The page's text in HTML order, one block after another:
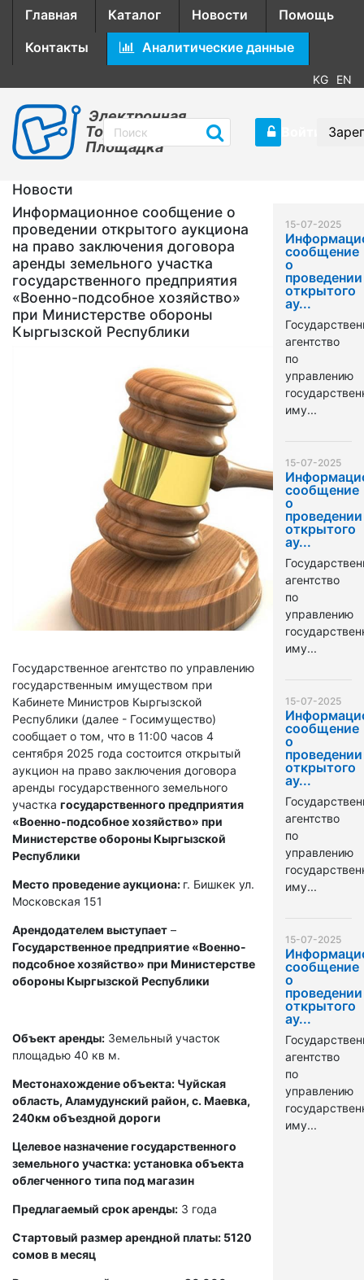
Главная Каталог Новости
Помощь
Контакты
Аналитические данные
KG EN
Электронная
Торговая
Площадка
Новости
Информационное сообщение о
проведении открытого аукциона
на право заключения договора
аренды земельного участка
государственного предприятия
«Военно-подсобное хозяйство»
при Министерстве обороны
Кыргызской Республики
Государственное агентство по управлению
государственным имуществом при
Кабинете Министров Кыргызской
Республики (далее - Госимущество)
сообщает о том, что в 11:00 часов 4
сентября 2025 года состоится открытый
аукцион на право заключения договора
аренды государственного земельного
участка государственного предприятия
«Военно-подсобное хозяйство» при
Министерстве обороны Кыргызской
Республики
Место проведение аукциона: г. Бишкек ул.
Московская 151
Арендодателем выступает –
Государственное предприятие «Военно-
подсобное хозяйство» при Министерстве
обороны Кыргызской Республики
Объект аренды: Земельный участок
площадью 40 кв м.
Местонахождение объекта: Чуйская
область, Аламудунский район, с. Маевка,
240км объездной дороги
Целевое назначение государственного
земельного участка: установка объекта
облегченного типа под магазин
Предлагаемый срок аренды: 3 года
Стартовый размер арендной платы: 5120
сомов в месяц
15-07-2025
сообщение
о
проведении
открытого
ау...
агентство
по
управлению
иму...
15-07-2025
сообщение
о
проведении
открытого
ау...
агентство
по
управлению
иму...
15-07-2025
сообщение
о
проведении
открытого
ау...
агентство
по
управлению
иму...
15-07-2025
сообщение
о
проведении
открытого
ау...
агентство
по
управлению
иму...